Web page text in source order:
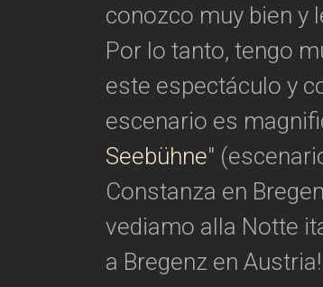
conozco muy bien y
Por lo tanto, tengo
este espectáculo y
escenario es
Seebühne"
Constanza en
vediamo alla Notte
a Bregenz en Austria!